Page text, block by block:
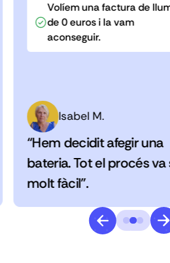
Volíem una factura de
de 0 euros i la vam
aconseguir.
Isabel M.
“Hem decidit afegir una
bateria. Tot el procés va
molt fàcil”.